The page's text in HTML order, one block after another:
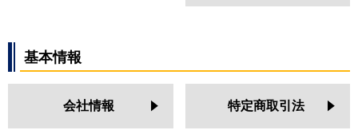
基本情報
会社情報 特定商取引法